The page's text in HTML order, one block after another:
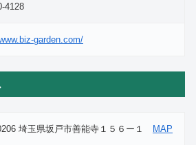
4128
garden.com/
埼玉県坂戸市善能寺１５６ー１ MAP